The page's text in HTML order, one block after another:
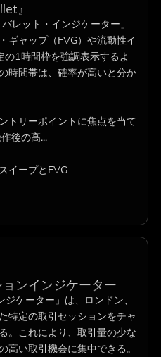
』
レット・インジケーター」
ギャップ（FVG）や流動性イ
1時間枠を強調表示するよ
時間帯は、確率が高いと分か
トリーポイントに焦点を当て
後の高...
イープとFVG
ンインジケーター
ケーター」は、ロンドン、
特定の取引セッションをチャ
。これにより、取引量の少な
高い取引機会に集中できる。